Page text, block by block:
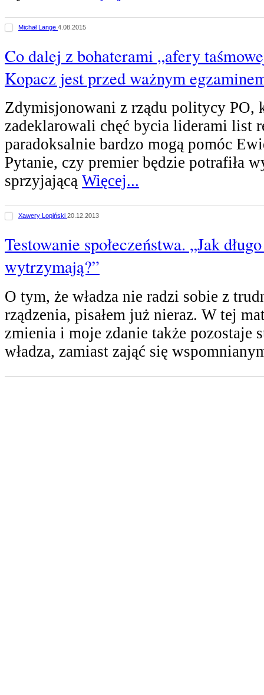
Michał Lange 4.08.2015
Co dalej z bohaterami „afery
Kopacz jest przed ważnym
Zdymisjonowani z rządu politycy PO,
zadeklarowali chęć bycia liderami list
paradoksalnie bardzo mogą pomóc
Pytanie, czy premier będzie potrafiła
sprzyjającą Więcej...
Xawery Lopiński 20.12.2013
Testowanie społeczeństwa. „Jak
wytrzymają?”
O tym, że władza nie radzi sobie z
rządzenia, pisałem już nieraz. W tej
zmienia i moje zdanie także pozostaje
władza, zamiast zająć się